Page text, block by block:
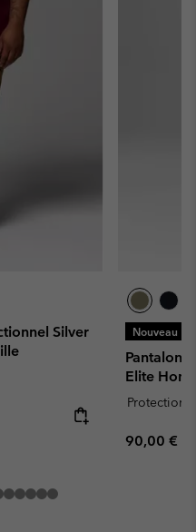
Silver
Nouveau
Pantalon
Elite
Protection
Regular
90,00 €